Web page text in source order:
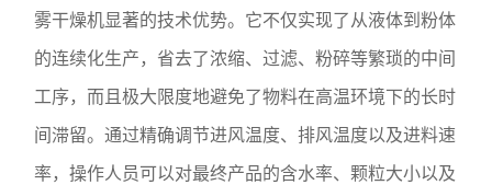
雾干燥机显著的技术优势。它不仅实现了从液体到粉体
的连续化生产，省去了浓缩、过滤、粉碎等繁琐的中间
工序，而且极大限度地避免了物料在高温环境下的长时
间滞留。通过精确调节进风温度、排风温度以及进料速
率，操作人员可以对最终产品的含水率、颗粒大小以及